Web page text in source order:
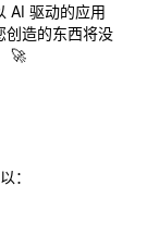
AI 驱动的应用
创造的东西将没
🚀
：